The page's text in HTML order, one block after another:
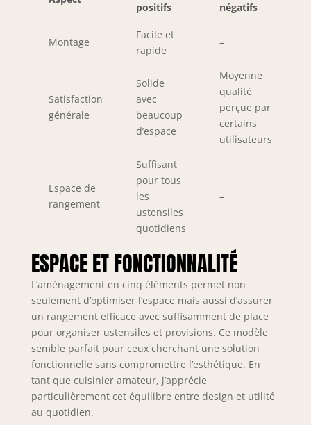
positifs négatifs
Montage
Facile et
rapide
–
Satisfaction
générale
Solide
avec
beaucoup
d’espace
Moyenne
qualité
perçue par
certains
utilisateurs
Espace de
rangement
Suffisant
pour tous
les
ustensiles
quotidiens
–
ESPACE ET FONCTIONNALITÉ
L’aménagement en cinq éléments permet non
seulement d’optimiser l’espace mais aussi d’assurer
un rangement efficace avec suffisamment de place
pour organiser ustensiles et provisions. Ce modèle
semble parfait pour ceux cherchant une solution
fonctionnelle sans compromettre l’esthétique. En
tant que cuisinier amateur, j’apprécie
particulièrement cet équilibre entre design et utilité
au quotidien.